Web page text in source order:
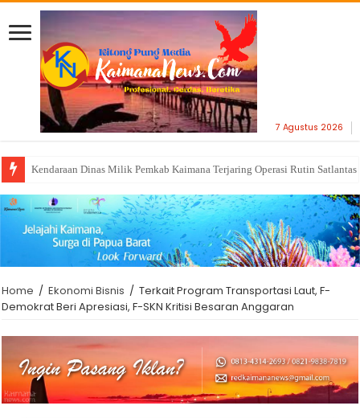
7 Agustus 2026
Semarak HUT RI, Kantah Kaimana Dandani Kantor dengan Ornamen
Home / Ekonomi Bisnis / Terkait Program Transportasi Laut, F-
Demokrat Beri Apresiasi, F-SKN Kritisi Besaran Anggaran